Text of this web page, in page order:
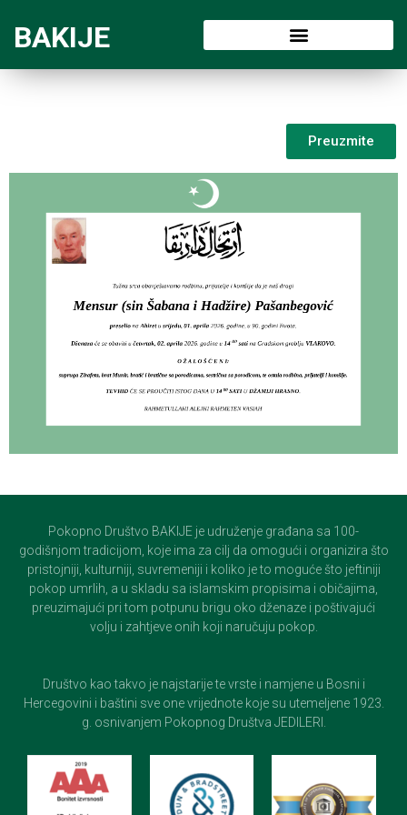
BAKIJE
Preuzmite
Pokopno Društvo BAKIJE je udruženje građana sa 100-
godišnjom tradicijom, koje ima za cilj da omogući i organizira što
pristojniji, kulturniji, suvremeniji i koliko je to moguće što jeftiniji
pokop umrlih, a u skladu sa islamskim propisima i običajima,
preuzimajući pri tom potpunu brigu oko dženaze i poštivajući
volju i zahtjeve onih koji naručuju pokop.
Društvo kao takvo je najstarije te vrste i namjene u Bosni i
Hercegovini i baštini sve one vrijednote koje su utemeljene 1923.
g. osnivanjem Pokopnog Društva JEDILERI.